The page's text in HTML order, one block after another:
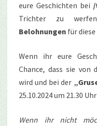
eure Geschichten bei
Trichter zu
Belohnungen für
Wenn ihr eure
Chance, dass sie von
wird und bei der
25.10.2024 um 21.30
Wenn ihr nicht